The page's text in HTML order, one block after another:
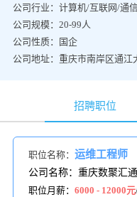
公司行业：计算机/互联网/通
公司规模：20-99人
公司性质：国企
公司地址：重庆市南岸区通江
招聘职位
职位名称： 运维工程师
公司名称：重庆数聚汇
职位月薪： 6000 - 12000元